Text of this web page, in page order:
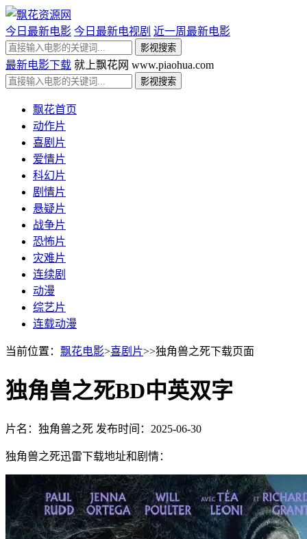
今日最新电影 今日最新电视剧 近一周最新电影
最新电影下载 就上飘花网 www.piaohua.com
飘花首页
动作片
喜剧片
爱情片
科幻片
剧情片
悬疑片
战争片
恐怖片
灾难片
连续剧
动漫
综艺片
连载动漫
当前位置： 飘花电影>喜剧片>>独角兽之死下载页面
独角兽之死BD中英双字
片名：独角兽之死 发布时间：2025-06-30
独角兽之死迅雷下载地址和剧情：